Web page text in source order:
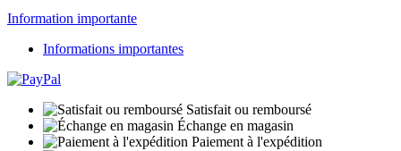
Information importante
Informations importantes
Satisfait ou remboursé
Échange en magasin
Paiement à l'expédition